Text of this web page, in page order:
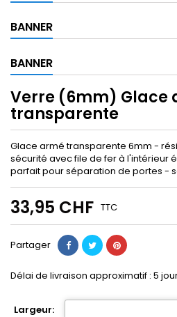
BANNER
BANNER
Verre (6mm) Glace
transparente
Glace armé transparente 6mm -
sécurité avec file de fer à l'intérieur
parfait pour séparation de portes -
33,95 CHF TTC
Partager
Délai de livraison approximatif : 5
Largeur: